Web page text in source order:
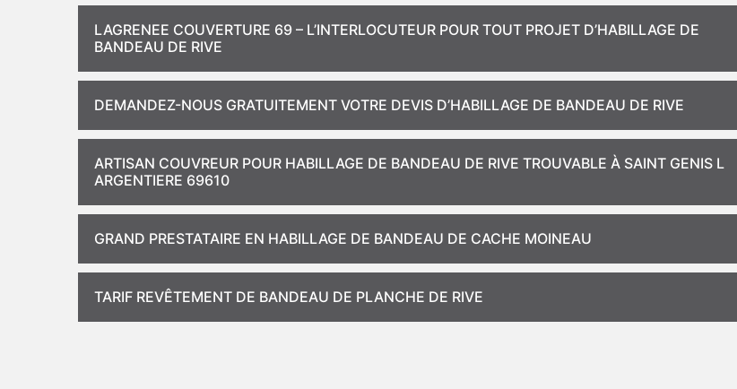
LAGRENEE COUVERTURE 69 – L’INTERLOCUTEUR POUR TOUT PROJET D’HABILLAGE DE
BANDEAU DE RIVE
DEMANDEZ-NOUS GRATUITEMENT VOTRE DEVIS D’HABILLAGE DE BANDEAU DE RIVE
ARTISAN COUVREUR POUR HABILLAGE DE BANDEAU DE RIVE TROUVABLE À SAINT GENIS L
ARGENTIERE 69610
GRAND PRESTATAIRE EN HABILLAGE DE BANDEAU DE CACHE MOINEAU
TARIF REVÊTEMENT DE BANDEAU DE PLANCHE DE RIVE